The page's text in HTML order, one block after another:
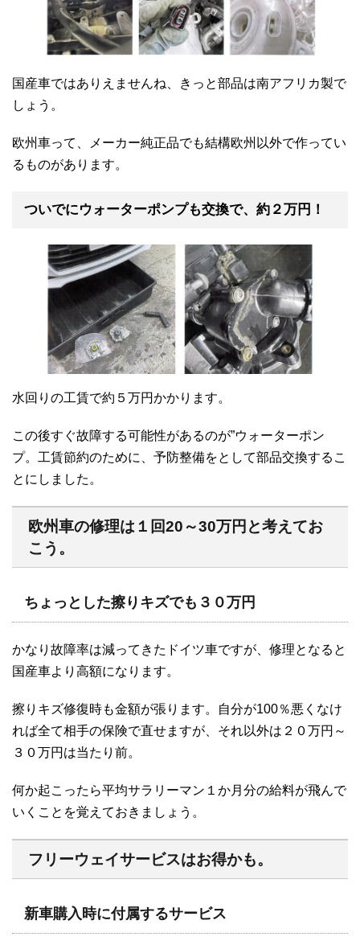
国産車ではありえませんね、きっと部品は南アフリカ製で
しょう。
欧州車って、メーカー純正品でも結構欧州以外で作ってい
るものがあります。
ついでにウォーターポンプも交換で、約２万円！
水回りの工賃で約５万円かかります。
この後すぐ故障する可能性があるのが”ウォーターポン
プ。工賃節約のために、予防整備をとして部品交換するこ
とにしました。
欧州車の修理は１回20～30万円と考えてお
こう。
ちょっとした擦りキズでも３０万円
かなり故障率は減ってきたドイツ車ですが、修理となると
国産車より高額になります。
擦りキズ修復時も金額が張ります。自分が100％悪くなけ
れば全て相手の保険で直せますが、それ以外は２０万円～
３０万円は当たり前。
何か起こったら平均サラリーマン１か月分の給料が飛んで
いくことを覚えておきましょう。
フリーウェイサービスはお得かも。
新車購入時に付属するサービス